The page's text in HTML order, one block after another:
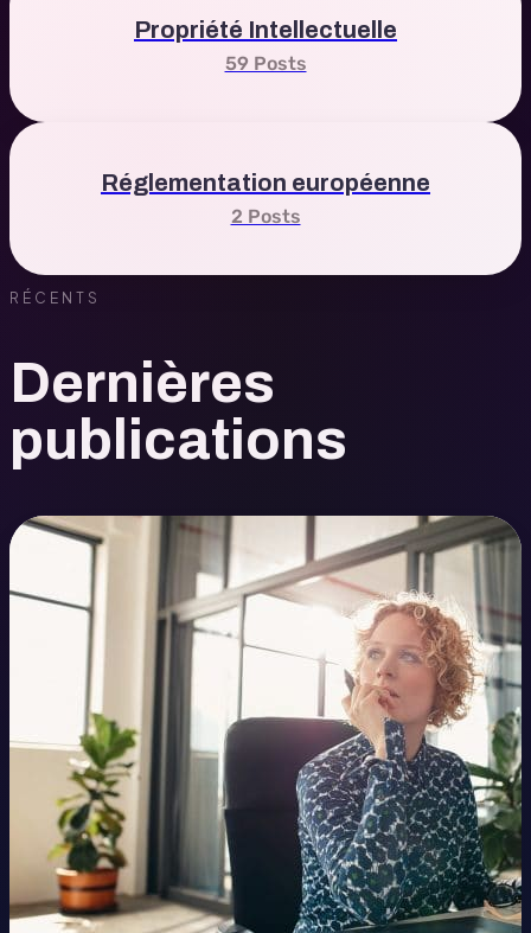
Propriété Intellectuelle
59 Posts
Réglementation européenne
2 Posts
RÉCENTS
Dernières
publications